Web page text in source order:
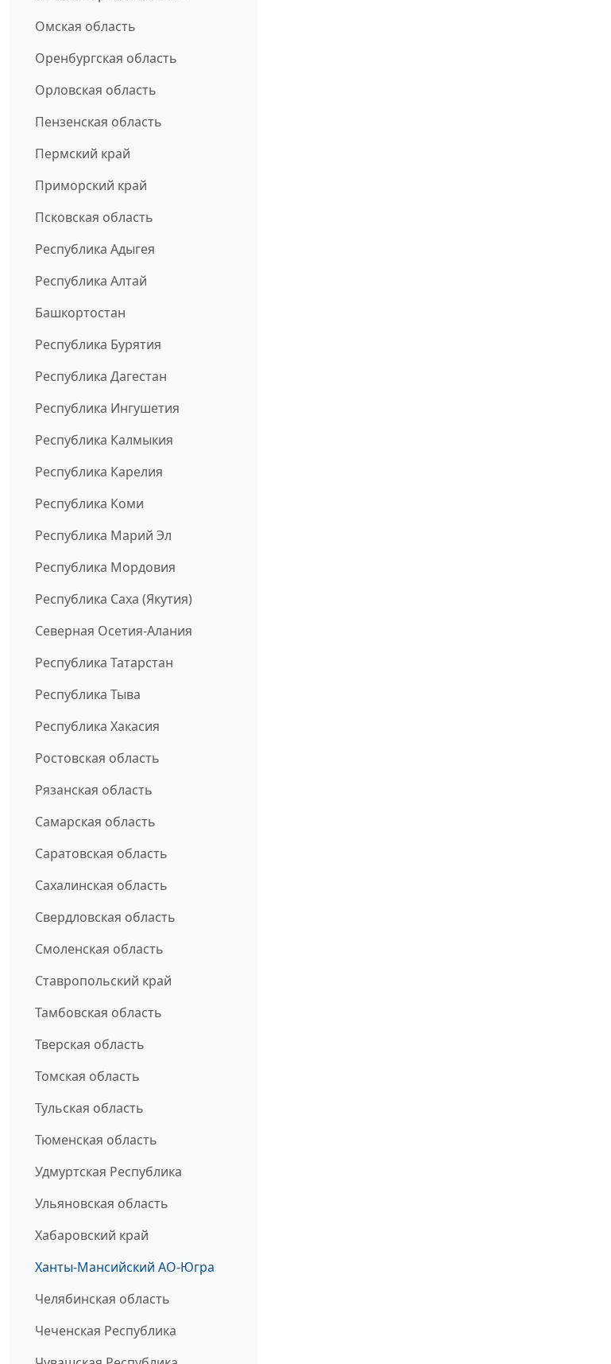
Омская область
Оренбургская область
Орловская область
Пензенская область
Пермский край
Приморский край
Псковская область
Республика Адыгея
Республика Алтай
Башкортостан
Республика Бурятия
Республика Дагестан
Республика Ингушетия
Республика Калмыкия
Республика Карелия
Республика Коми
Республика Марий Эл
Республика Мордовия
Республика Саха (Якутия)
Северная Осетия-Алания
Республика Татарстан
Республика Тыва
Республика Хакасия
Ростовская область
Рязанская область
Самарская область
Саратовская область
Сахалинская область
Свердловская область
Смоленская область
Ставропольский край
Тамбовская область
Тверская область
Томская область
Тульская область
Тюменская область
Удмуртская Республика
Ульяновская область
Хабаровский край
Ханты-Мансийский АО-Югра
Челябинская область
Чеченская Республика